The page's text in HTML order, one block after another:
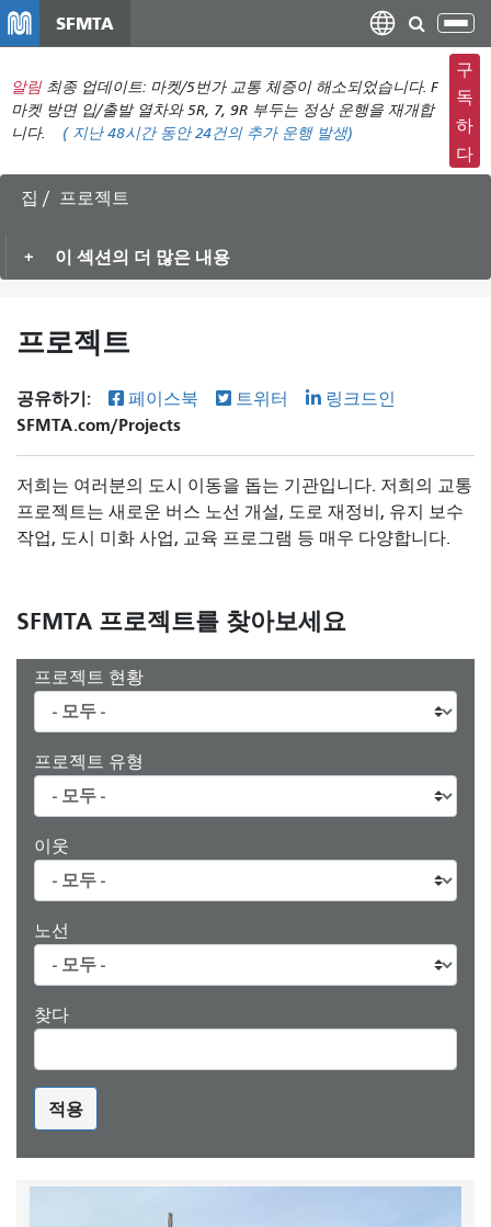
텐
츠
로
건
SFMTA
탐
색
메
뉴
전
환
알림 최종 업데이트: 마켓/5번가 교통 체증이 해소되었습니다. F
마켓 방면 입/출발 열차와 5R, 7, 9R 부두는 정상 운행을 재개합
니다.
( 지난 48시간 동안24건의 추가 운행 발생)
구
독
하
다
집 프로젝트
이 섹션의 더 많은 내용
프로젝트
공유하기: 페이스북 트위터 링크드인
SFMTA.com/Projects
저희는 여러분의 도시 이동을 돕는 기관입니다. 저희의 교통
프로젝트는 새로운 버스 노선 개설, 도로 재정비, 유지 보수
작업, 도시 미화 사업, 교육 프로그램 등 매우 다양합니다.
SFMTA 프로젝트를 찾아보세요
프로젝트 현황
프로젝트 유형
이웃
노선
찾다
적용